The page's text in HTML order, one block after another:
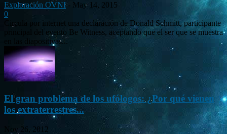
Exploración OVNI - May 14, 2015
0
Circula por internet una declaración de Donald Schmitt, participante
principal del evento Be Witness, aceptando que el ser que se muestra
en las diapositivas...
El gran problema de los ufólogos: ¿Por qué vienen
los extraterrestres...
Nov 26, 2012